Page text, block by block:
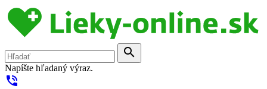
search
Napíšte hľadaný výraz.
phone_in_talk